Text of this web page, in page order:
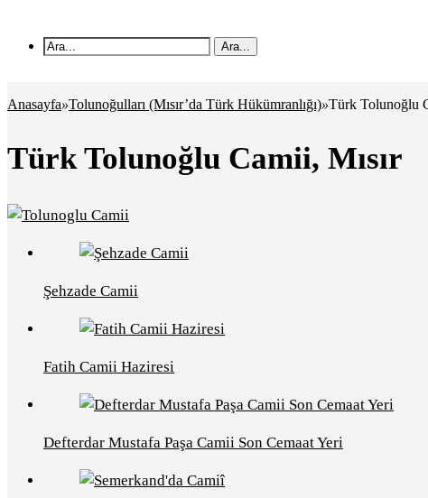
Ara...
Anasayfa»Tolunoğulları (Mısır’da Türk Hükümranlığı)»Türk Tolunoğlu
Türk Tolunoğlu Camii, Mısır
Şehzade Camii
Fatih Camii Haziresi
Defterdar Mustafa Paşa Camii Son Cemaat Yeri